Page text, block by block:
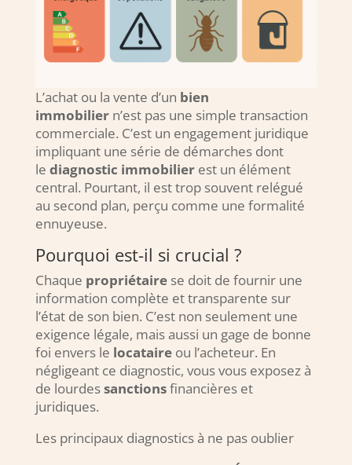
L’achat ou la vente d’un bien
immobiliern’est pas une simple transaction
commerciale. C’est un engagement juridique
impliquant une série de démarches dont
le diagnostic immobilierest un élément
central. Pourtant, il est trop souvent relégué
au second plan, perçu comme une formalité
ennuyeuse.
Pourquoi est-il si crucial ?
Chaque propriétairese doit de fournir une
information complète et transparente sur
l’état de son bien. C’est non seulement une
exigence légale, mais aussi un gage de bonne
foi envers le locataireou l’acheteur. En
négligeant ce diagnostic, vous vous exposez à
de lourdessanctionsfinancières et
juridiques.
Les principaux diagnostics à ne pas oublier